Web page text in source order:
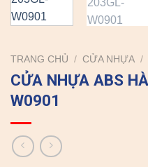
TRANG CHỦ / CỬA NHỰA /
CỬA NHỰA ABS
W0901